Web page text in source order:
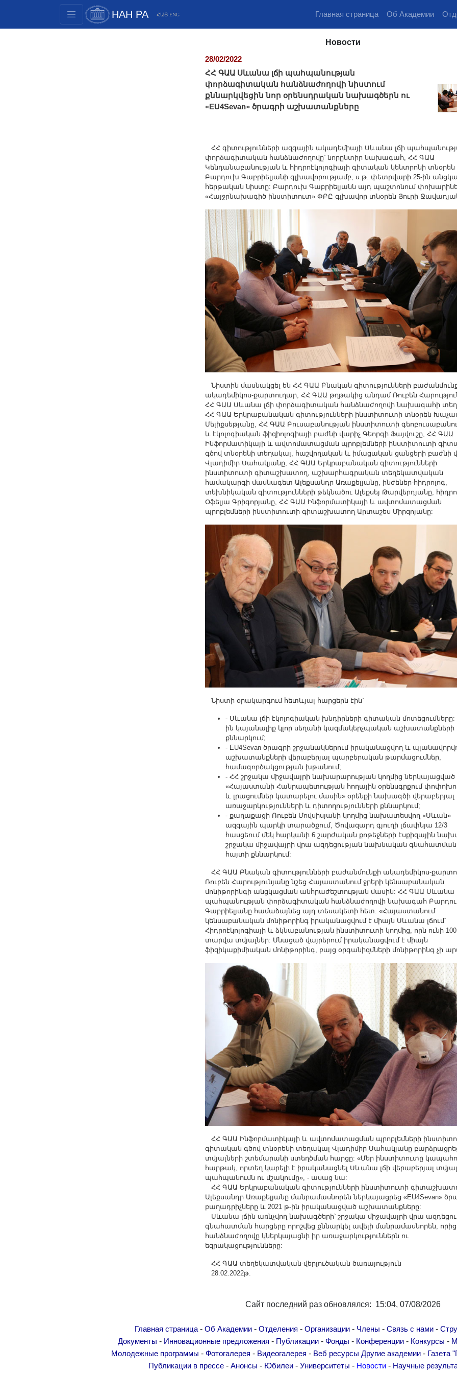
НАН РА ՀԱՅ ENG Главная страница Об Академии
Новости
28/02/2022
ՀՀ ԳԱԱ Սևանա լճի պահպանության
փորձագիտական հանձնաժողովի նիստում
քննարկվեցին նոր օրենսդրական նախագծերն ու
«EU4Sevan» ծրագրի աշխատանքները
ՀՀ գիտությունների ազգային ակադեմիայի Սևանա լճի
փորձագիտական հանձնաժողովը՝ նորընտիր նախագահ, ՀՀ ԳԱԱ
Կենդանաբանության և հիդրոէկոլոգիայի գիտական կենտրոնի տնօրեն
Բարդուխ Գաբրիելյանի գլխավորությամբ, ս.թ. փետրվարի 25-ին
հերթական նիստը: Բարդուխ Գաբրիելյանն այդ պաշտոնում
«Հայջրնախագիծ ինստիտուտ» ՓԲԸ գլխավոր տնօրեն Յուրի
Նիստին մասնակցել են ՀՀ ԳԱԱ Բնական գիտությունների
ակադեմիկոս-քարտուղար, ՀՀ ԳԱԱ թղթակից անդամ Ռուբեն
ՀՀ ԳԱԱ Սևանա լճի փորձագիտական հանձնաժողովի նախագահի
ՀՀ ԳԱԱ Երկրաբանական գիտությունների ինստիտուտի տնօրեն
Մելիքսեթյանը, ՀՀ ԳԱԱ Բուսաբանության ինստիտուտի
և էկոլոգիական ֆիզիոլոգիայի բաժնի վարիչ Գեորգի Ֆայվուշը, ՀՀ ԳԱԱ
Ինֆորմատիկայի և ավտոմատացման պրոբլեմների ինստիտուտի
գծով տնօրենի տեղակալ, հաշվողական և իմացական ցանցերի բաժնի
Վլադիմիր Սահակյանը, ՀՀ ԳԱԱ Երկրաբանական գիտությունների
ինստիտուտի գիտաշխատող, աշխարհագրական տեղեկատվական
համակարգի մասնագետ Ալեքսանդր Առաքելյանը, ինժեներ-հիդրոլոգ,
տեխնիկական գիտությունների թեկնածու Ալեքսեյ Թարվերդյանը,
Օֆելյա Գրիգորյանը, ՀՀ ԳԱԱ Ինֆորմատիկայի և ավտոմատացման
պրոբլեմների ինստիտուտի գիտաշխատող Արտաշես Միրզոյանը:
Նիստի օրակարգում հետևյալ հարցերն էին՝
- Սևանա լճի էկոլոգիական խնդիրների գիտական մոտեցումները:
ին կայանալիք կլոր սեղանի կազմակերչպական աշխատանքների
քննարկում;
- EU4Sevan ծրագրի շրջանակներում իրականացվող և
աշխատանքների վերաբերյալ պարբերական թարմացումներ,
համագործակցության խթանում;
- ՀՀ շրջակա միջավայրի նախարարության կողմից ներկայացված
«Հայաստանի Հանրապետության հողային օրենսգրքում
և լրացումներ կատարելու մասին» օրենքի նախագծի վերաբերյալ
առաջարկությունների և դիտողությունների քննարկում;
- քաղաքացի Ռուբեն Մովսիսյանի կողմից նախատեսվող «Սևան»
ազգային պարկի տարածքում, Ծովազարդ գյուղի լճափնյա 12/3
հասցեում մեկ հարկանի 6 շարժական քոթեջների էսքիզային
շրջակա միջավայրի վրա ազդեցության նախնական գնահատման
հայտի քննարկում:
ՀՀ ԳԱԱ Բնական գիտությունների բաժանմունքի ակադեմիկոս-
Ռուբեն Հարությունյանը նշեց Հայաստանում ջրերի կենսաբանական
մոնիթորինգի անցկացման անհրաժեշտության մասին: ՀՀ ԳԱԱ Սևանա
պահպանության փորձագիտական հանձնաժողովի նախագահ
Գաբրիելյանը համաձայնեց այդ տեսակետի հետ. «Հայաստանում
կենսաբանական մոնիթորինգ իրականացվում է միայն Սևանա լճում՝
Հիդրոէկոլոգիայի և ձկնաբանության ինստիտուտի կողմից, որն ունի 100
տարվա տվյալներ: Մնացած վայրերում իրականացվում է միայն
ֆիզիկաքիմիական մոնիթորինգ, բայց օրգանիզմների մոնիթորինգ չի
ՀՀ ԳԱԱ Ինֆորմատիկայի և ավտոմատացման պրոբլեմների
գիտական գծով տնօրենի տեղակալ Վլադիմիր Սահակյանը
տվյալների շտեմարանի ստեղծման հարցը: «Մեր ինստիտուտը
հարթակ, որտեղ կարելի է իրականացնել Սևանա լճի վերաբերյալ
պահպանումն ու մշակումը», - ասաց նա:
ՀՀ ԳԱԱ Երկրաբանական գիտությունների ինստիտուտի
Ալեքսանդր Առաքելյանը մանրամասնորեն ներկայացրեց «EU4Sevan»
բաղադրիչները և 2021 թ-ին իրականացված աշխատանքները:
Սևանա լճին առնչվող նախագծերի՝ շրջակա միջավայրի վրա
գնահատման հարցերը որոշվեց քննարկել ավելի մանրամասնորեն,
հանձնաժողովը կներկայացնի իր առաջարկություններն ու
եզրակացությունները:
ՀՀ ԳԱԱ տեղեկատվական-վերլուծական ծառայություն
28.02.2022թ.
Сайт последний раз обновлялся: 15:04, 07/08/2026
Главная страница - Об Академии - Отделения - Организации - Члены - Связь с нами -
Документы - Инновационные предложения - Публикации - Фонды - Конференции - Конкурсы -
Молодежные программы - Фотогалерея - Видеогалерея - Веб ресурсы Другие академии - Газета
Публикации в прессе- Анонсы - Юбилеи- Университеты - Новости- Научные